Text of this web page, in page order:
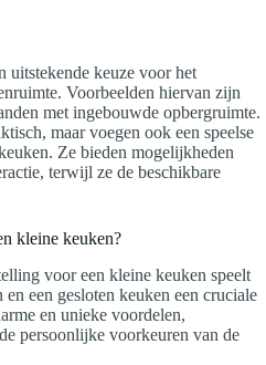
uitstekende keuze voor het
Voorbeelden hiervan zijn
met ingebouwde opbergruimte.
maar voegen ook een speelse
Ze bieden mogelijkheden
terwijl ze de beschikbare
kleine keuken?
voor een kleine keuken speelt
een gesloten keuken een cruciale
en unieke voordelen,
persoonlijke voorkeuren van de